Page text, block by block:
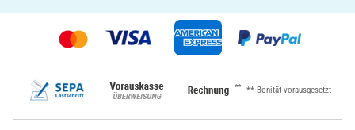
** ** Bonität vorausgesetzt